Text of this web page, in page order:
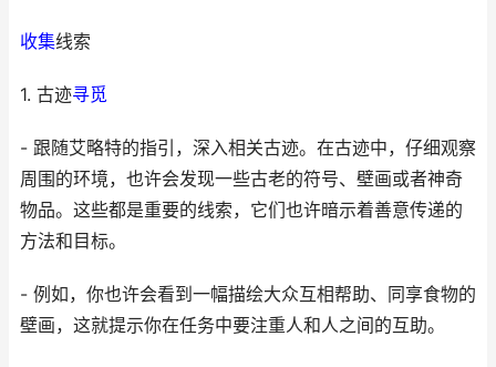
收集线索
1. 古迹寻觅
- 跟随艾略特的指引，深入相关古迹。在古迹中，仔细观察
周围的环境，也许会发现一些古老的符号、壁画或者神奇
物品。这些都是重要的线索，它们也许暗示着善意传递的
方法和目标。
- 例如，你也许会看到一幅描绘大众互相帮助、同享食物的
壁画，这就提示你在任务中要注重人和人之间的互助。